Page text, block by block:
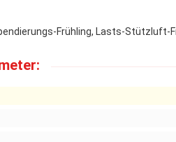
Frühling, Lasts-Stützluft-